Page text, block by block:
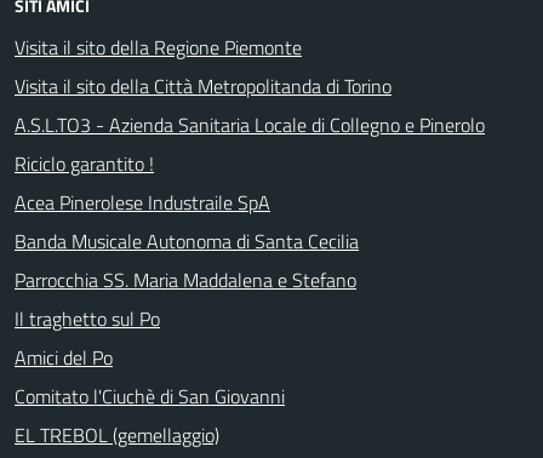
SITI AMICI
Visita il sito della Regione Piemonte
Visita il sito della Città Metropolitanda di Torino
A.S.L.TO3 - Azienda Sanitaria Locale di Collegno e Pinerolo
Riciclo garantito !
Acea Pinerolese Industraile SpA
Banda Musicale Autonoma di Santa Cecilia
Parrocchia SS. Maria Maddalena e Stefano
Il traghetto sul Po
Amici del Po
Comitato l'Ciuchè di San Giovanni
EL TREBOL (gemellaggio)